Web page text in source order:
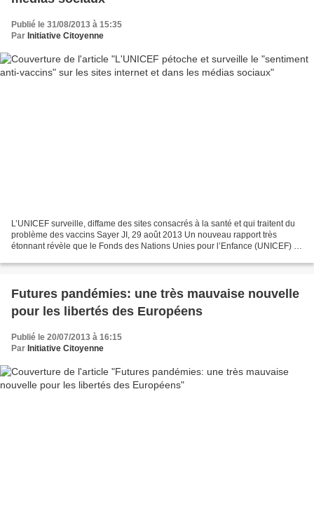
Publié le 31/08/2013 à 15:35
Par Initiative Citoyenne
L’UNICEF surveille, diffame des sites consacrés à la santé et qui traitent du
problème des vaccins Sayer JI, 29 août 2013 Un nouveau rapport très
étonnant révèle que le Fonds des Nations Unies pour l’Enfance (UNICEF) a
Futures pandémies: une très mauvaise nouvelle
pour les libertés des Européens
Publié le 20/07/2013 à 16:15
Par Initiative Citoyenne